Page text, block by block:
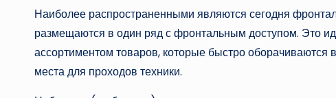
Наиболее распространенными являются сегодня
размещаются в один ряд с фронтальным доступом. Это
ассортиментом товаров, которые быстро оборачиваются
места для проходов техники.